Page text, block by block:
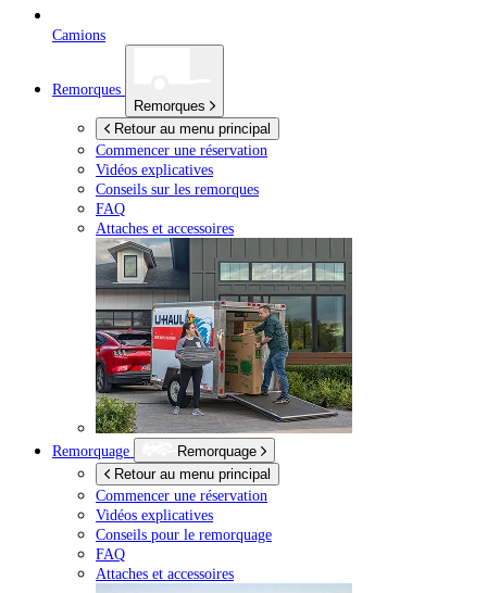
Camions
Remorques
Remorques
Retour au menu principal
Commencer une réservation
Vidéos explicatives
Conseils sur les remorques
FAQ
Attaches et accessoires
Remorquage
Remorquage
Retour au menu principal
Commencer une réservation
Vidéos explicatives
Conseils pour le remorquage
FAQ
Attaches et accessoires